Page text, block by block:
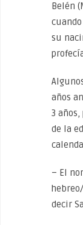
Belén
su
años
3 años,
de la
– El
decir